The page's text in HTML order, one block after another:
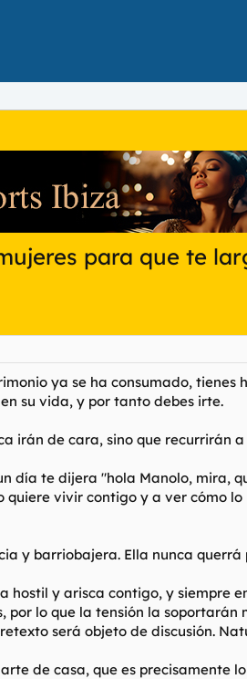
para que te
ya se ha consumado,
su vida, y por tanto debes irte.
irán de cara, sino que recurrirán
día te dijera "hola Manolo, mira,
quiere vivir contigo y a ver cómo
y barriobajera. Ella nunca
hostil y arisca contigo, y siempre
por lo que la tensión la
será objeto de discusión.
de casa, que es precisamente